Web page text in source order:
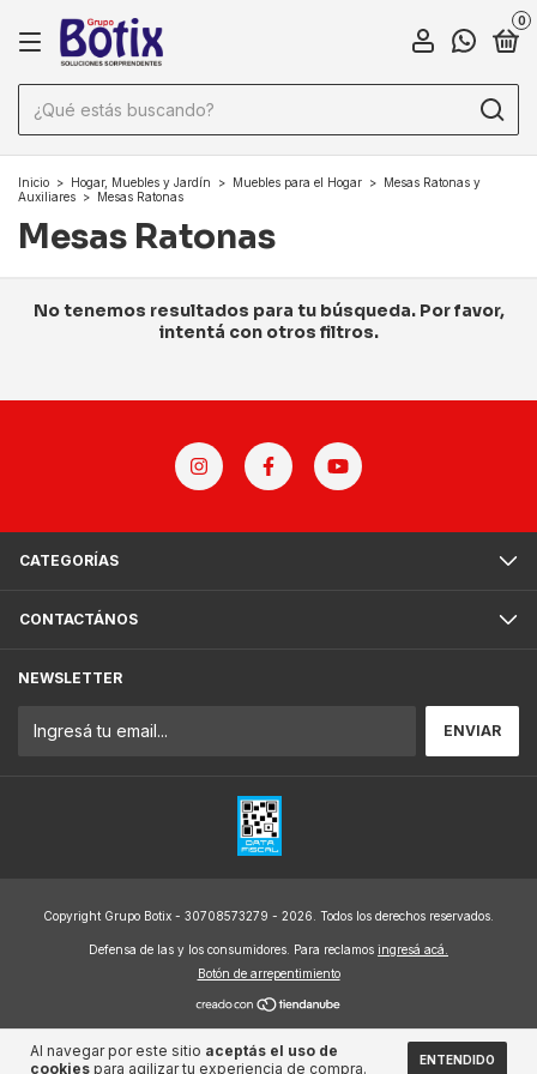
0
Al navegar por este sitio aceptás el uso de
cookies para agilizar tu experiencia de compra. ENTENDIDO
Inicio > Hogar, Muebles y Jardín > Muebles para el Hogar > Mesas Ratonas y
Auxiliares > Mesas Ratonas
Mesas Ratonas
No tenemos resultados para tu búsqueda. Por favor,
intentá con otros filtros.
CATEGORÍAS
CONTACTÁNOS
NEWSLETTER
Copyright Grupo Botix - 30708573279 - 2026. Todos los derechos reservados.
Defensa de las y los consumidores. Para reclamos ingresá acá.
Botón de arrepentimiento